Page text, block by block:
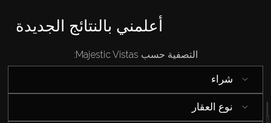
أعلمني بالنتائج الجديدة
التصفية حسب Majestic Vistas:
شراء
نوع العقار